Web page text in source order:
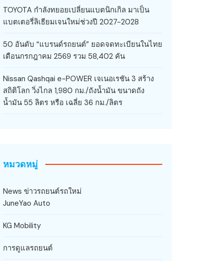
TOYOTA กำลังทยอยเปลี่ยนแบตนิกเกิล มาเป็น
แบตเตอรี่ลิเธียมเจนใหม่ช่วงปี 2027-2028
50 อันดับ “แบรนด์รถยนต์” ยอดจดทะเบียนในไทย
เดือนกรกฎาคม 2569 รวม 58,402 คัน
Nissan Qashqai e-POWER เจเนอเรชัน 3 สร้าง
สถิติโลก วิ่งไกล 1,980 กม./ถังน้ำมัน ขนาดถัง
น้ำมัน 55 ลิตร หรือ เฉลี่ย 36 กม./ลิตร
หมวดหมู่
News ข่าวรถยนต์รถใหม่
JuneYao Auto
KG Mobility
การดูแลรถยนต์